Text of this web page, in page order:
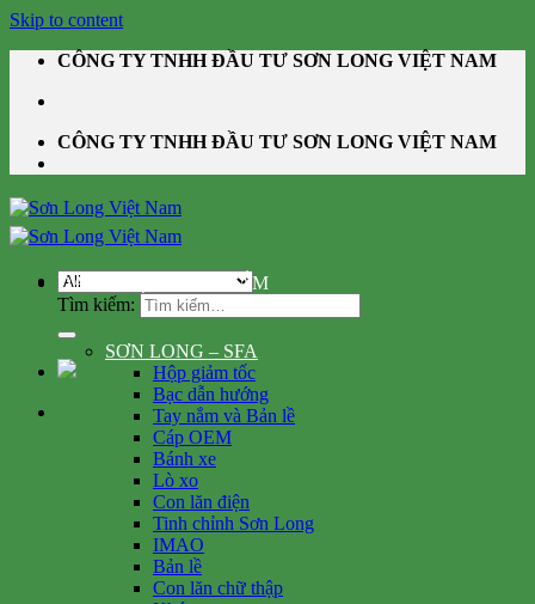
Skip to content
CÔNG TY TNHH ĐẦU TƯ SƠN LONG VIỆT NAM
CÔNG TY TNHH ĐẦU TƯ SƠN LONG VIỆT NAM
Tìm kiếm:
DANH MỤC SẢN PHẨM
SƠN LONG – SFA
Hộp giảm tốc
Bạc dẫn hướng
Tay nắm và Bản lề
Cáp OEM
Bánh xe
Lò xo
Con lăn điện
Tinh chỉnh Sơn Long
IMAO
Bản lề
Con lăn chữ thập